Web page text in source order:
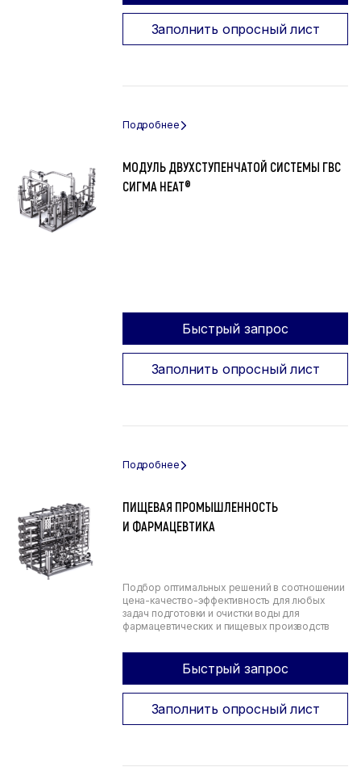
Заполнить опросный лист
МОДУЛЬ ДВУХСТУПЕНЧАТОЙ СИСТЕМЫ ГВС
СИГМА HEAT®
Быстрый запрос
Заполнить опросный лист
ПИЩЕВАЯ ПРОМЫШЛЕННОСТЬ
И ФАРМАЦЕВТИКА
Подбор оптимальных решений в соотношении
цена-качество-эффективность для любых
задач подготовки и очистки воды для
фармацевтических и пищевых производств
Быстрый запрос
Заполнить опросный лист